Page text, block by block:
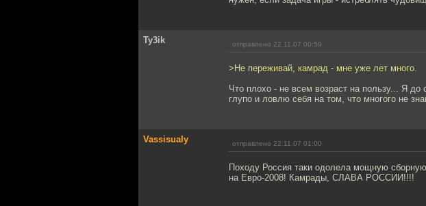
Ty3ik отправлено 22.11.07 00:59
>Не переживай, камрад - мне уже лет много.
Что плохо - не всем возраст на пользу... Я до
глупо и ловлю себя на том, что многого не
Vassisualy отправлено 22.11.07 01:00
Походу Россия таки одолела мощную
на Евро-2008! Камрады, СЛАВА РОССИИ!!!!